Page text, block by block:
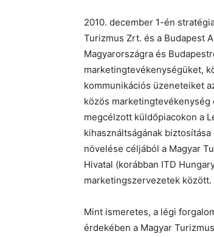
2010. december 1-én
Turizmus Zrt. és a Budapest
Magyarországra és
marketingtevékenységüket,
kommunikációs üzeneteiket
közös
megcélzott küldőpiacokon a
kihasználtságának
növelése céljából a Magyar
Hivatal (korábban ITD
marketingszervezetek között.
Mint ismeretes, a légi
érdekében a Magyar